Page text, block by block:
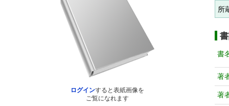
ログインすると表紙画像を
ご覧になれます
所
書
著
著